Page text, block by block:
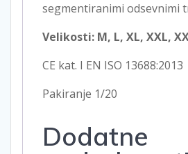
segmentiranimi odsevnimi
Velikosti: M, L, XL, XXL,
CE kat. I EN ISO 13688:2013
Pakiranje 1/20
Dodatne